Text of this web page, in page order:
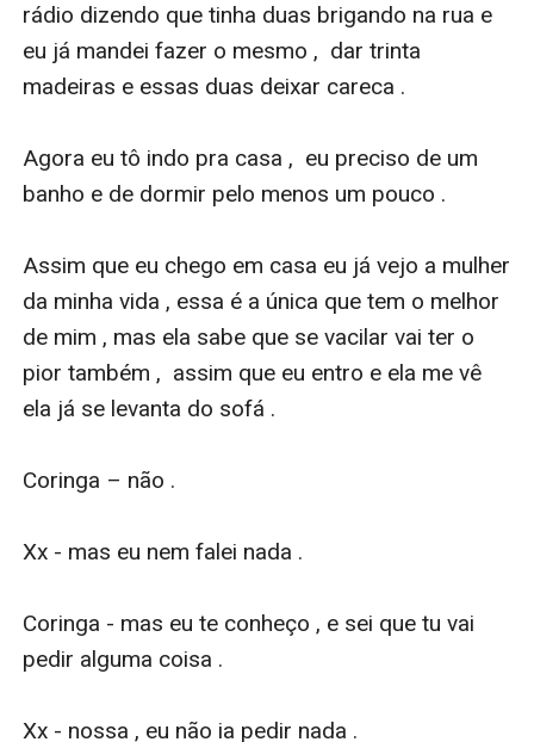
rádio dizendo que tinha duas brigando na rua e
eu já mandei fazer o mesmo ,  dar trinta
madeiras e essas duas deixar careca .
Agora eu tô indo pra casa ,  eu preciso de um
banho e de dormir pelo menos um pouco .
Assim que eu chego em casa eu já vejo a mulher
da minha vida , essa é a única que tem o melhor
de mim , mas ela sabe que se vacilar vai ter o
pior também ,  assim que eu entro e ela me vê
ela já se levanta do sofá .
Coringa – não .
Xx - mas eu nem falei nada .
Coringa - mas eu te conheço , e sei que tu vai
pedir alguma coisa .
Xx - nossa , eu não ia pedir nada .